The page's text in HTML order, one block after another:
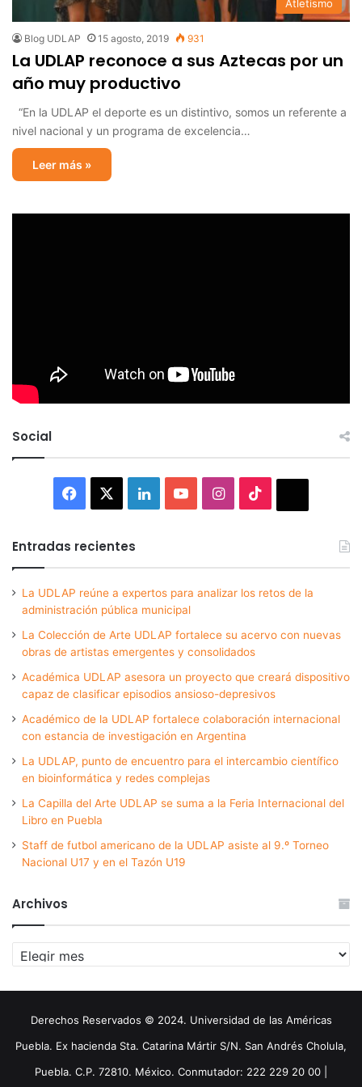
Atletismo
Blog UDLAP 15 agosto, 2019 931
La UDLAP reconoce a sus Aztecas por un
año muy productivo
“En la UDLAP el deporte es un distintivo, somos un referente a
nivel nacional y un programa de excelencia…
Leer más »
Social
Facebook LinkedInYouTubeInstagram
Entradas recientes
La UDLAP reúne a expertos para analizar los retos de la
administración pública municipal
La Colección de Arte UDLAP fortalece su acervo con nuevas
obras de artistas emergentes y consolidados
Académica UDLAP asesora un proyecto que creará dispositivo
capaz de clasificar episodios ansioso-depresivos
Académico de la UDLAP fortalece colaboración internacional
con estancia de investigación en Argentina
La UDLAP, punto de encuentro para el intercambio científico
en bioinformática y redes complejas
La Capilla del Arte UDLAP se suma a la Feria Internacional del
Libro en Puebla
Staff de futbol americano de la UDLAP asiste al 9.º Torneo
Nacional U17 y en el Tazón U19
Archivos
Archivos
Derechos Reservados © 2024. Universidad de las Américas
Puebla. Ex hacienda Sta. Catarina Mártir S/N. San Andrés Cholula,
Puebla. C.P. 72810. México. Conmutador: 222 229 20 00 |